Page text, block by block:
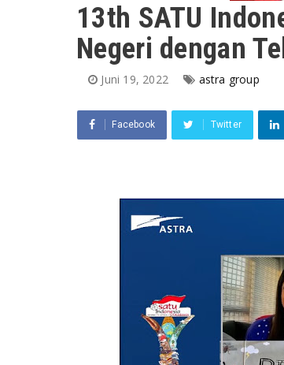
13th SATU
Negeri dengan
Juni 19, 2022 astra group
Facebook Twitter